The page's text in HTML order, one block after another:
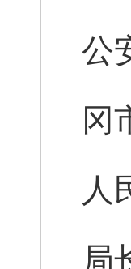
公
冈
人
局